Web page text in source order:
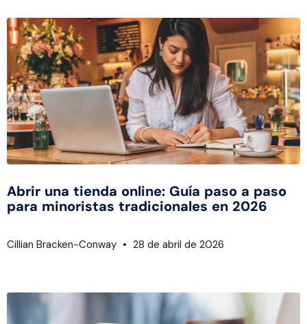
Abrir una tienda online: Guía paso a paso
para minoristas tradicionales en 2026
Cillian Bracken-Conway 28 de abril de 2026